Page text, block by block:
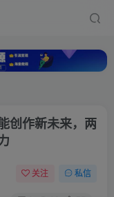
创作新未来，两
关注 私信